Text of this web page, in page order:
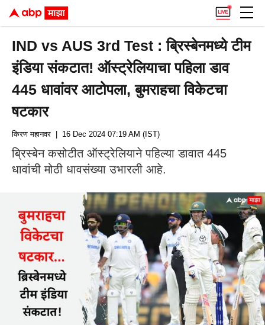
IND vs AUS 3rd Test : ब्रिस्बेनमध्ये टीम
इंडिया संकटात! ऑस्ट्रेलियाचा पहिला डाव
445 धावांवर आटोपला, बुमराहचा विकेटचा
षटकार
किरण महानवर | 16 Dec 2024 07:19 AM (IST)
ब्रिस्बेन कसोटीत ऑस्ट्रेलियाने पहिल्या डावात 445
धावांची मोठी धावसंख्या उभारली आहे.